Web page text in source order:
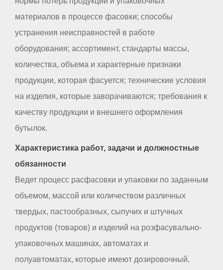
материалов в процессе фасовки; способы
устранения неисправностей в работе
оборудования; ассортимент, стандарты массы,
количества, объема и характерные признаки
продукции, которая фасуется; технические условия
на изделия, которые заворачиваются; требования к
качеству продукции и внешнего оформления
бутылок.
Характеристика работ, задачи и должностные
обязанности
Ведет процесс расфасовки и упаковки по заданным
объемом, массой или количеством различных
твердых, пастообразных, сыпучих и штучных
продуктов (товаров) и изделий на розфасувально-
упаковочных машинах, автоматах и
полуавтоматах, которые имеют дозировочный,